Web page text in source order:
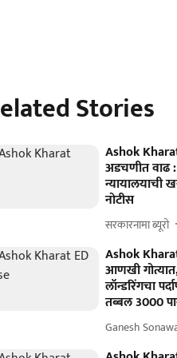
Stories
Ashok
अडचणीत वाढ
न्यायालयाची
नोटीस
सरकारनामा ब्यूरो
Ashok
आणखी
लॉन्डरिंगचा
तब्बल 3000
Ganesh